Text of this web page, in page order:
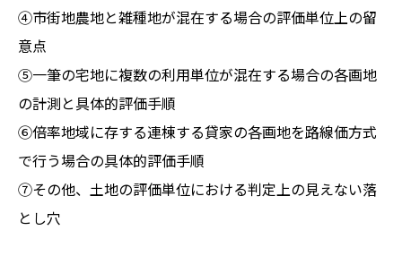
④市街地農地と雑種地が混在する場合の評価単位上の留
意点
⑤一筆の宅地に複数の利用単位が混在する場合の各画地
の計測と具体的評価手順
⑥倍率地域に存する連棟する貸家の各画地を路線価方式
で行う場合の具体的評価手順
⑦その他、土地の評価単位における判定上の見えない落
とし穴